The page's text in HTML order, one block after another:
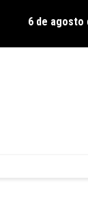
anos de estrada
6 de agosto